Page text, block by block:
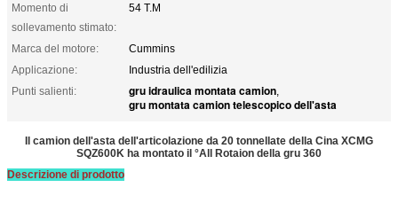
Momento di
sollevamento stimato:
54 T.M
Marca del motore:
Cummins
Applicazione:
Industria dell'edilizia
Punti salienti:
gru idraulica montata camion,
gru montata camion telescopico dell'asta
Il camion dell'asta dell'articolazione da 20 tonnellate della Cina XCMG
SQZ600K ha montato il °All Rotaion della gru 360
Descrizione di prodotto